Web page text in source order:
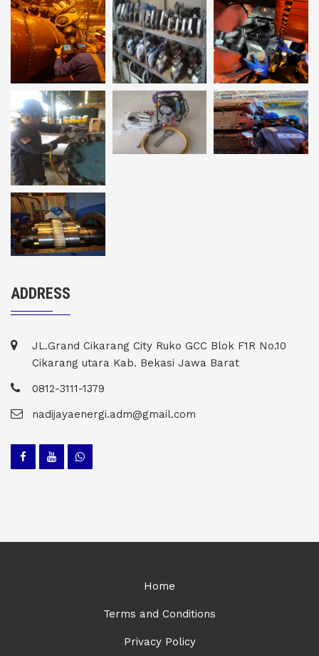
ADDRESS
JL.Grand Cikarang City Ruko GCC Blok F1R No.10
Cikarang utara Kab. Bekasi Jawa Barat
0812-3111-1379
nadijayaenergi.adm@gmail.com
Home
Terms and Conditions
Privacy Policy